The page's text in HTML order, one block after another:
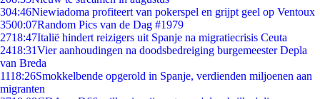
304:46Niewiadoma profiteert van pokerspel en grijpt geel op Ventoux
3500:07Random Pics van de Dag #1979
2718:47Italië hindert reizigers uit Spanje na migratiecrisis Ceuta
2418:31Vier aanhoudingen na doodsbedreiging burgemeester Depla
van Breda
1118:26Smokkelbende opgerold in Spanje, verdienden miljoenen aan
migranten